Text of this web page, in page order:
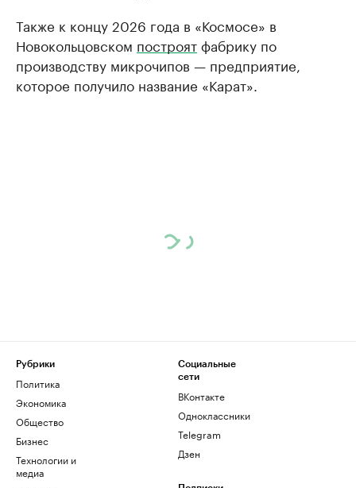
Также к концу 2026 года в «Космосе» в
Новокольцовском построятфабрику по
производству микрочипов — предприятие,
которое получило название «Карат».
Рубрики
Политика
Экономика
Общество
Бизнес
Технологии и
медиа
Социальные
сети
ВКонтакте
Одноклассники
Telegram
Дзен